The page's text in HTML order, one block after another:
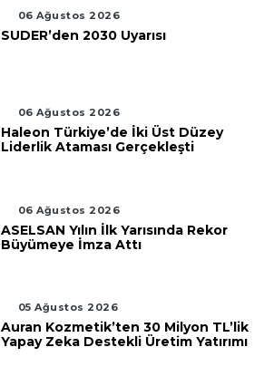
06 Ağustos 2026
SUDER’den 2030 Uyarısı
06 Ağustos 2026
Haleon Türkiye’de İki Üst Düzey
Liderlik Ataması Gerçekleşti
06 Ağustos 2026
ASELSAN Yılın İlk Yarısında Rekor
Büyümeye İmza Attı
05 Ağustos 2026
Auran Kozmetik’ten 30 Milyon TL’lik
Yapay Zeka Destekli Üretim Yatırımı